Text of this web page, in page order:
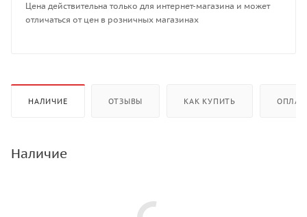
Цена действительна только для интернет-магазина и может
отличаться от цен в розничных магазинах
НАЛИЧИЕ ОТЗЫВЫ КАК КУПИТЬ
Наличие